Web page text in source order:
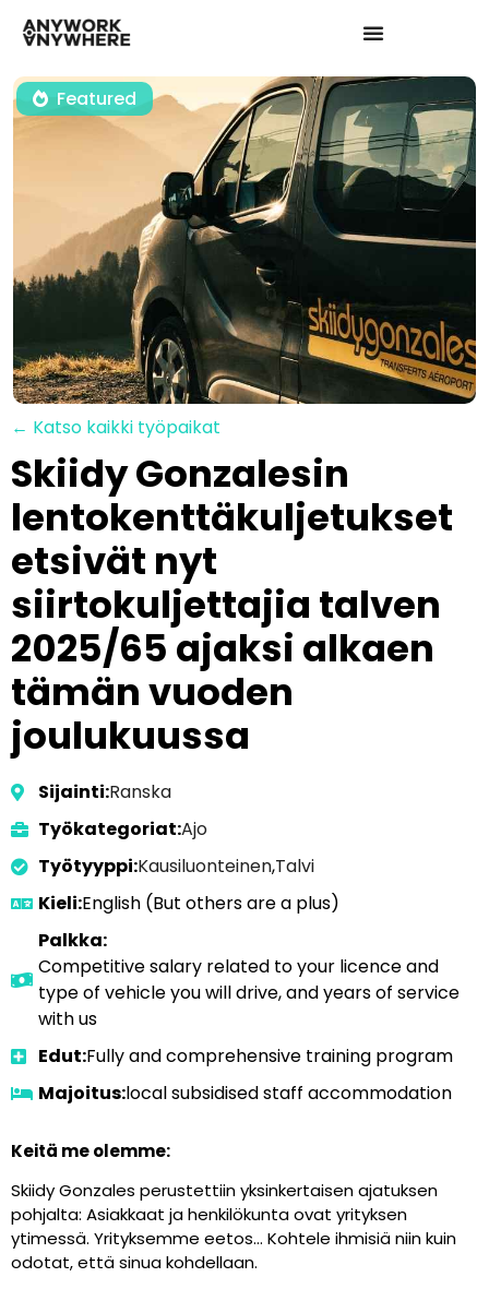
Featured
← Katso kaikki työpaikat
Skiidy Gonzalesin
lentokenttäkuljetukset
etsivät nyt
siirtokuljettajia talven
2025/65 ajaksi alkaen
tämän vuoden
joulukuussa
Sijainti:Ranska
Työkategoriat:Ajo
Työtyyppi:Kausiluonteinen,Talvi
Kieli:English (But others are a plus)
Palkka:
Competitive salary related to your licence and
type of vehicle you will drive, and years of service
with us
Edut:Fully and comprehensive training program
Majoitus:local subsidised staff accommodation
Keitä me olemme:
Skiidy Gonzales perustettiin yksinkertaisen ajatuksen
pohjalta: Asiakkaat ja henkilökunta ovat yrityksen
ytimessä. Yrityksemme eetos… Kohtele ihmisiä niin kuin
odotat, että sinua kohdellaan.